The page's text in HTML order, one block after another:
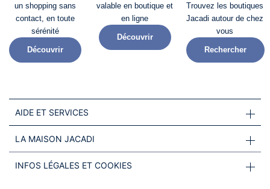
un shopping sans
contact, en toute
sérénité​
Découvrir
valable en boutique et
en ligne
Découvrir
Trouvez les boutiques
Jacadi autour de chez
vous
Rechercher
AIDE ET SERVICES
LA MAISON JACADI
INFOS LÉGALES ET COOKIES